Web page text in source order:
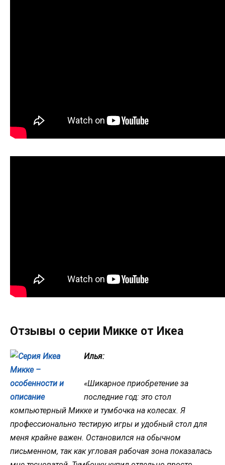
Отзывы о серии Микке от Икеа
Илья:
«Шикарное приобретение за
последние год: это стол
компьютерный Микке и тумбочка на колесах. Я
профессионально тестирую игры и удобный стол для
меня крайне важен. Остановился на обычном
письменном, так как угловая рабочая зона показалась